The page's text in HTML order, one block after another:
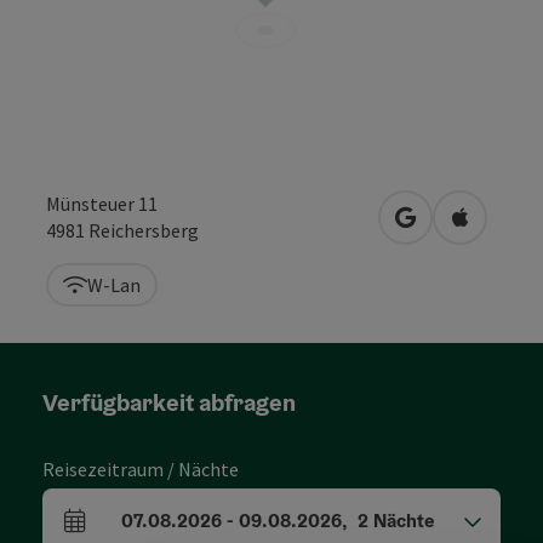
Münsteuer 11
4981 Reichersberg in Googlein Apple
W-Lan
Verfügbarkeit abfragen
Reisezeitraum / Nächte
An- und Abreisefelder
07.08.2026- 09.08.2026, 2 Nächte